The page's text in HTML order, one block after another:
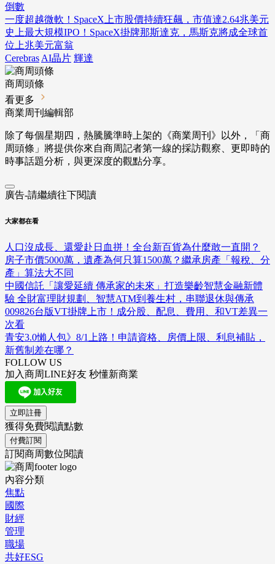
倒數
一度超越微軟！SpaceX上市股價持續狂飆，市值達2.64兆美元
史上最大規模IPO！SpaceX掛牌那斯達克，馬斯克將成全球首
位上兆美元富翁
Cerebras AI晶片 輝達
商周頭條
看更多
商業周刊編輯部
除了每個星期四，熱騰騰準時上架的《商業周刊》以外，「商
周頭條」將提供你來自商周記者第一線的採訪觀察、 更即時的
時事話題分析，與更深度的觀點分享。
廣告-請繼續往下閱讀
大家都在看
人口沒成長、還愛赴日血拼！全台新百貨為什麼敢一直開？
房子市價5000萬，遺產為何只算1500萬？繼承房產「報稅、分
產」算法大不同
中國信託「讓愛延續 傳承家的未來」打造樂齡智慧金融新體
驗 全財富理財規劃、智慧ATM到養生村，串聯退休與傳承
009826台版VT掛牌上市！成分股、配息、費用、和VT差異一
次看
青安3.0懶人包》8/1上路！申請資格、房價上限、利息補貼，
新舊制差在哪？
FOLLOW US
加入商周LINE好友 秒懂新商業
立即註冊
獲得免費閱讀點數
付費訂閱
訂閱商周數位閱讀
內容分類
焦點
國際
財經
管理
職場
共好ESG